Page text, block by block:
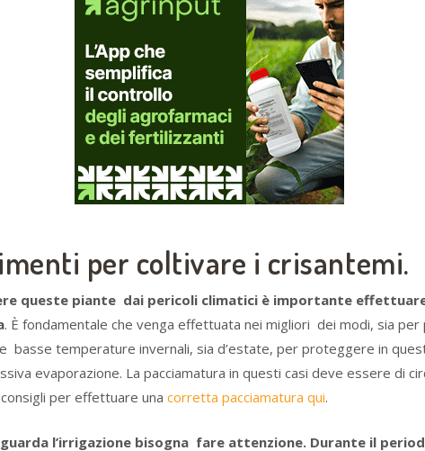
per coltivare i crisantemi.
queste piante dai pericoli climatici è importante
. È fondamentale che venga effettuata nei migliori dei modi, sia
basse temperature invernali, sia d’estate, per proteggere in
evaporazione. La pacciamatura in questi casi deve essere di
per effettuare una corretta pacciamatura qui.
l’irrigazione bisogna fare attenzione. Durante il